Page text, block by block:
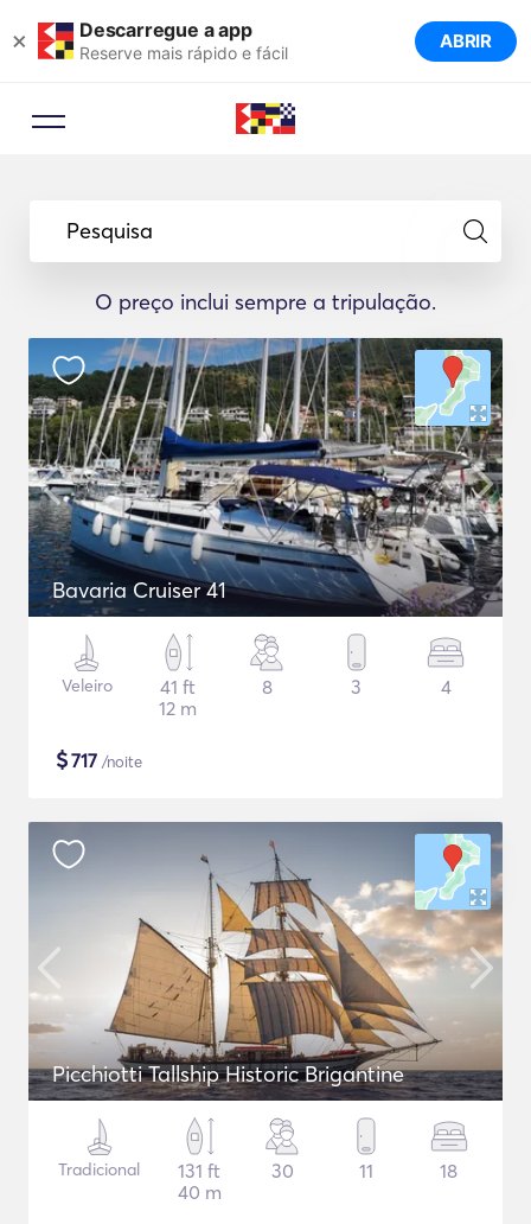
× Descarregue a app
Reserve mais rápido e fácil ABRIR
Pesquisa
O preço inclui sempre a tripulação.
Bavaria Cruiser 41
Veleiro
41 ft
12 m
8 3 4
$717 /noite
Picchiotti Tallship Historic Brigantine
Tradicional
131 ft
40 m
30 11 18